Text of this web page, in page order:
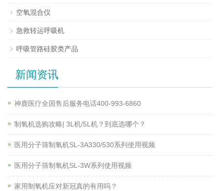
空氧混合仪
急救转运呼吸机
呼吸管路硅胶类产品
新闻资讯
神鹿医疗全国售后服务电话400-993-6860
制氧机选购攻略| 3L机/5L机？到底选哪个？
医用分子筛制氧机SL-3A330/530系列使用视频
医用分子筛制氧机SL-3W系列使用视频
家用制氧机应对新冠真的有用吗？